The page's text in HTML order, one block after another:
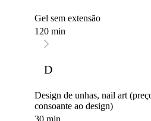
Gel sem extensão
120 min
D
Design de unhas, nail art
consoante ao design)